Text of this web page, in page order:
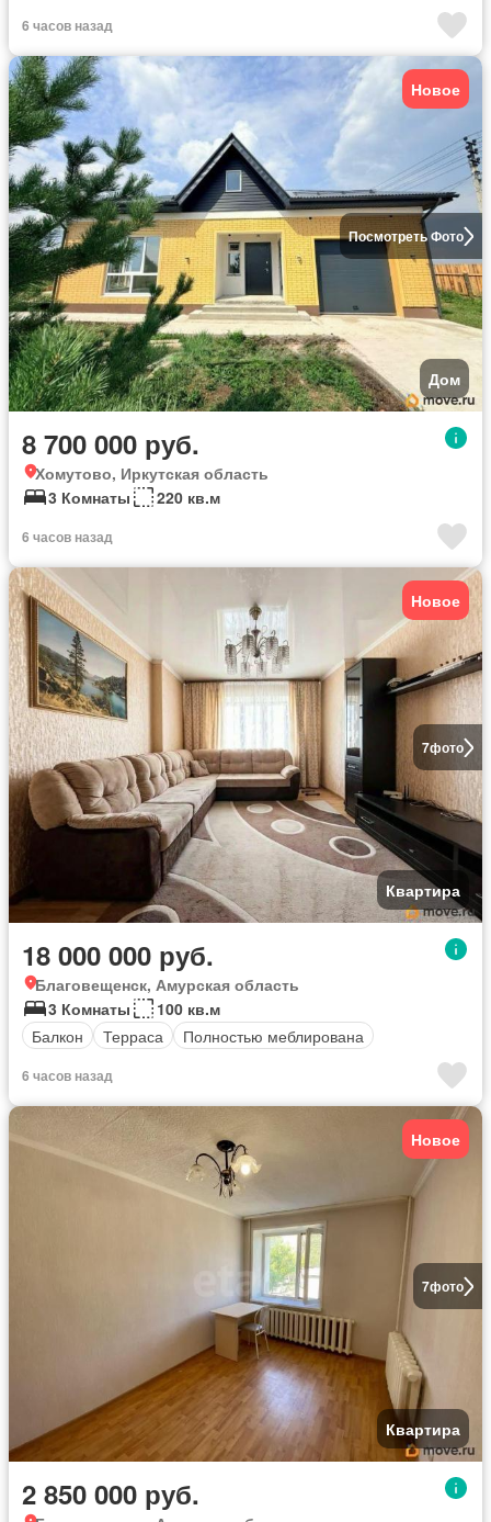
6 часов назад
Посмотреть Фото
Новое
Дом
8 700 000 руб.
Хомутово, Иркутская область
3 Комнаты
220 кв.м
6 часов назад
7фото
Новое
Квартира
18 000 000 руб.
Благовещенск, Амурская область
3 Комнаты
100 кв.м
Балкон
Терраса Полностью меблирована
6 часов назад
7фото
Новое
Квартира
2 850 000 руб.